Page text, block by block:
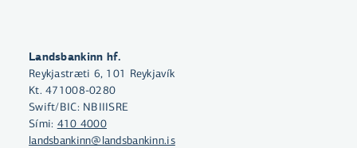
samþykkir þú notkun á vefkökum
til þess að auka virkni vefsins,
greina vefnotkun og aðstoða við
markaðssetningu.
Landsbankinn hf.
Reykjastræti 6, 101 Reykjavík
Kt. 471008-0280
Swift/BIC: NBIIISRE
Sími: 410 4000
landsbankinn@landsbankinn.is